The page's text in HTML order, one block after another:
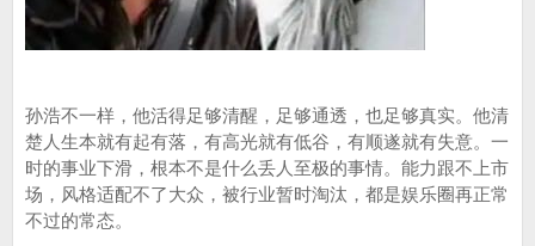
孙浩不一样，他活得足够清醒，足够通透，也足够真实。他清
楚人生本就有起有落，有高光就有低谷，有顺遂就有失意。一
时的事业下滑，根本不是什么丢人至极的事情。能力跟不上市
场，风格适配不了大众，被行业暂时淘汰，都是娱乐圈再正常
不过的常态。